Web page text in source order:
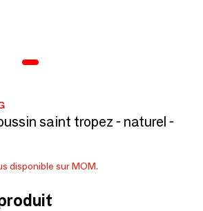
saint tropez - naturel -
disponible sur MOM.